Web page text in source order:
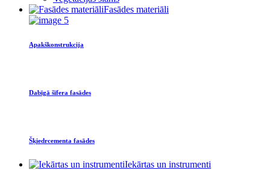
Fasādes materiāli
Apakškonstrukcija
Dabīgā šīfera fasādes
Šķiedrcementa fasādes
Iekārtas un instrumenti